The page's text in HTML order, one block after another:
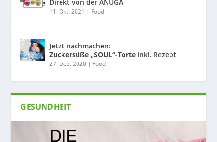
Direkt von der ANUGA
11. Okt. 2021 | Food
Jetzt nachmachen:
Zuckersüße „SOUL“-Torte inkl. Rezept
27. Dez. 2020 | Food
GESUNDHEIT